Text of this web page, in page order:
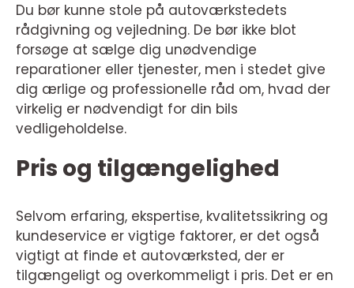
Du bør kunne stole på autoværkstedets
rådgivning og vejledning. De bør ikke blot
forsøge at sælge dig unødvendige
reparationer eller tjenester, men i stedet give
dig ærlige og professionelle råd om, hvad der
virkelig er nødvendigt for din bils
vedligeholdelse.
Pris og tilgængelighed
Selvom erfaring, ekspertise, kvalitetssikring og
kundeservice er vigtige faktorer, er det også
vigtigt at finde et autoværksted, der er
tilgængeligt og overkommeligt i pris. Det er en